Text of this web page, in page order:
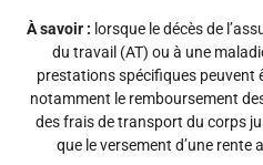
À savoir : lorsque le décès de
du travail (AT) ou à une
prestations spécifiques peuvent
notamment le remboursement
des frais de transport du corps
que le versement d’une